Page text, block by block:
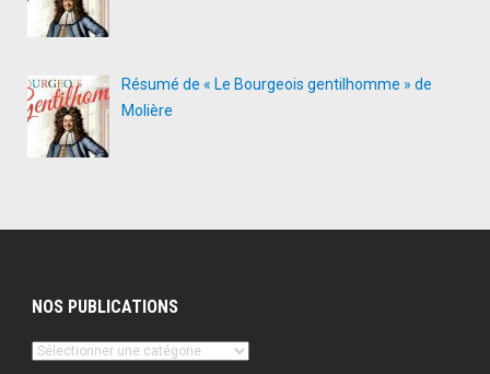
Résumé de « Le Bourgeois gentilhomme » de
Molière
NOS PUBLICATIONS
Nos